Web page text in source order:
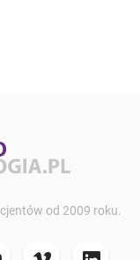
od 2009 roku.